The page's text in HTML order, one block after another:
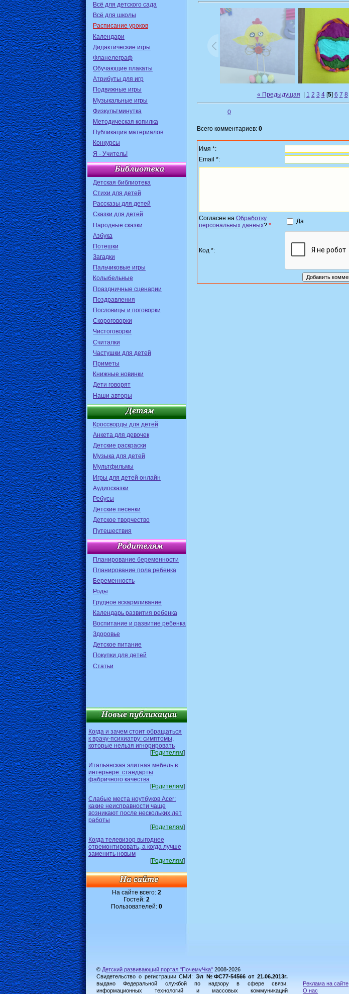
Всё для детского сада
Всё для школы
Расписание уроков
Календари
Дидактические игры
Фланелеграф
Обучающие плакаты
Атрибуты для игр
Подвижные игры
Музыкальные игры
Физкультминутка
Методическая копилка
Публикация материалов
Конкурсы
Я - Учитель!
Детская библиотека
Стихи для детей
Рассказы для детей
Сказки для детей
Народные сказки
Азбука
Потешки
Загадки
Пальчиковые игры
Колыбельные
Праздничные сценарии
Поздравления
Пословицы и поговорки
Скороговорки
Чистоговорки
Считалки
Частушки для детей
Приметы
Книжные новинки
Дети говорят
Наши авторы
Кроссворды для детей
Анкета для девочек
Детские раскраски
Музыка для детей
Мультфильмы
Игры для детей онлайн
Аудиосказки
Ребусы
Детские песенки
Детское творчество
Путешествия
Планирование беременности
Планирование пола ребенка
Беременность
Роды
Грудное вскармливание
Календарь развития ребенка
Воспитание и развитие ребенка
Здоровье
Детское питание
Покупки для детей
Статьи
Когда и зачем стоит обращаться
к врачу-психиатру: симптомы,
которые нельзя игнорировать
[Родителям]
Итальянская элитная мебель в
интерьере: стандарты
фабричного качества
[Родителям]
Слабые места ноутбуков Acer:
какие неисправности чаще
возникают после нескольких лет
работы
[Родителям]
Когда телевизор выгоднее
отремонтировать, а когда лучше
заменить новым
[Родителям]
На сайте всего: 2
Гостей: 2
Пользователей: 0
« Предыдущая 1 2 3 4[5] 6 7 8
0
Всего комментариев: 0
Имя *:
Email *:
Согласен на Обработку
персональных данных? *:
Да
Код *:
© Детский развивающий портал "ПочемуЧка" 2008-2026
Свидетельство о регистрации СМИ: Эл №ФС77-54566 от 21.06.2013г.
выдано Федеральной службой по надзору в сфере связи,
информационных технологий и массовых коммуникаций
Реклама на сайте
О нас